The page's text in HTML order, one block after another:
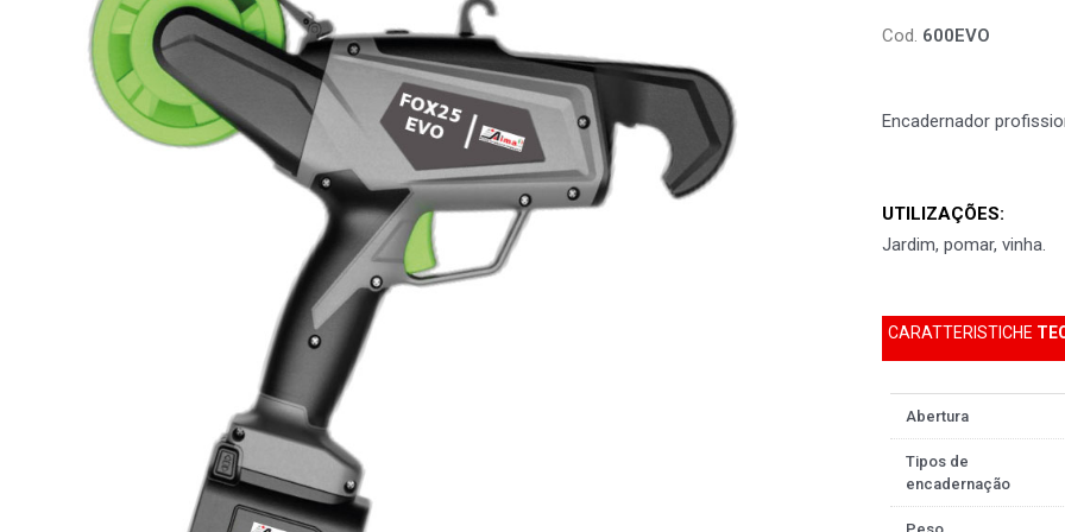
Cod. 600EVO
Encadernador
UTILIZAÇÕES:
Jardim, pomar, vinha.
CARATTERISTICHE
Abertura
Tipos de
encadernação